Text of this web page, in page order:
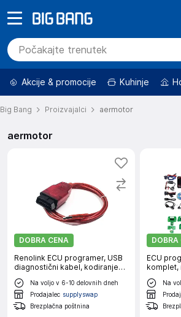
Akcije & promocije Kuhinje
Big Bang Proizvajalci aermotor
aermotor
DOBRA CENA
Renolink ECU programer, USB
diagnostični kabel, kodiranje
ključev/airbag, Renolink 199
Na voljo v 6-10 delovnih dneh
Prodajalec supplyswap
Brezplačna poštnina
DOBRA
ECU
komplet,
Kess
Na